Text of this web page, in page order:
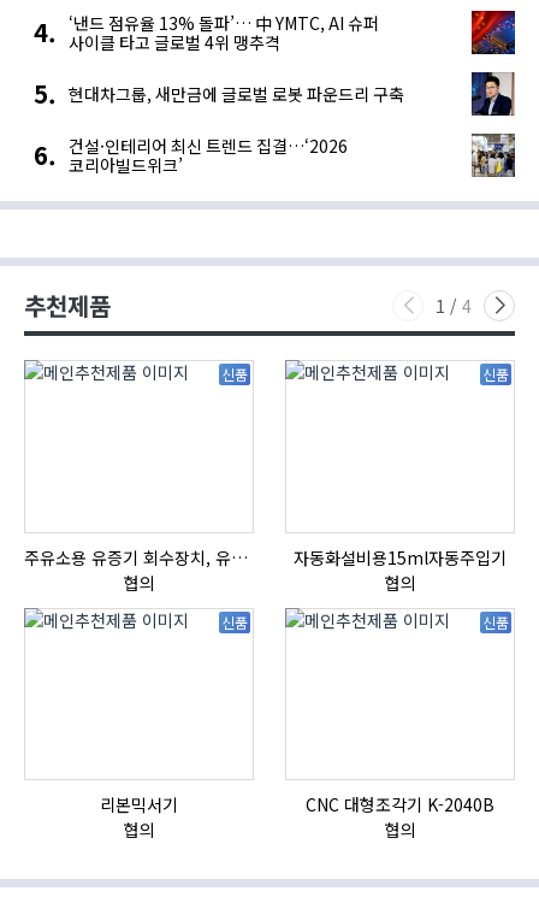
‘낸드 점유율 13% 돌파’… 中 YMTC, AI 슈퍼
사이클 타고 글로벌 4위 맹추격
현대차그룹, 새만금에 글로벌 로봇 파운드리 구축
건설·인테리어 최신 트렌드 집결…‘2026
코리아빌드위크’
추천제품 1 / 4
신품
주유소용 유증기 회수장치, 유증기 회수장치, 방폭형, 방폭형 유증기 회수장치
협의
신품
자동화설비용15ml자동주입기
협의
신품
리본믹서기
협의
신품
CNC 대형조각기 K-2040B
협의